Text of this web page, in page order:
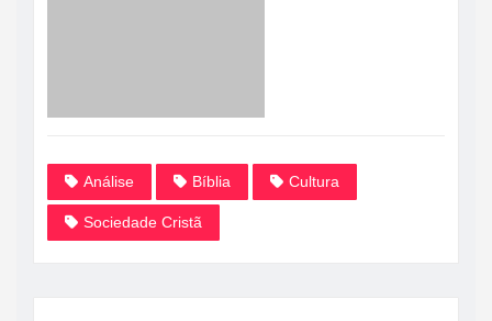
Análise Bíblia Cultura
Sociedade Cristã